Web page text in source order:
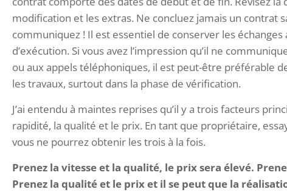
modification et les extras. Ne concluez jamais un contrat
communiquez ! Il est essentiel de conserver les
d’exécution. Si vous avez l’impression qu’il ne
ou aux appels téléphoniques, il est peut-être préférable
les travaux, surtout dans la phase de vérification.
J’ai entendu à maintes reprises qu’il y a trois facteurs
rapidité, la qualité et le prix. En tant que propriétaire,
vous ne pourrez obtenir les trois à la fois.
Prenez la vitesse et la qualité, le prix sera élevé.
Prenez la qualité et le prix et il se peut que la